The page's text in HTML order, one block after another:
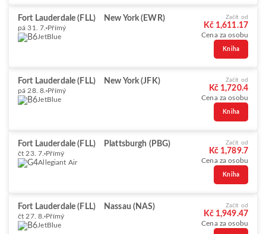
Fort Lauderdale (FLL) New York (EWR)
pá 31. 7. Přímý
JetBlue
Začít od
Kč 1,611.17
Cena za osobu
Kniha
Fort Lauderdale (FLL) New York (JFK)
pá 28. 8. Přímý
JetBlue
Začít od
Kč 1,720.4
Cena za osobu
Kniha
Fort Lauderdale (FLL) Plattsburgh (PBG)
čt 23. 7. Přímý
Allegiant Air
Začít od
Kč 1,789.7
Cena za osobu
Kniha
Fort Lauderdale (FLL) Nassau (NAS)
čt 27. 8. Přímý
JetBlue
Začít od
Kč 1,949.47
Cena za osobu